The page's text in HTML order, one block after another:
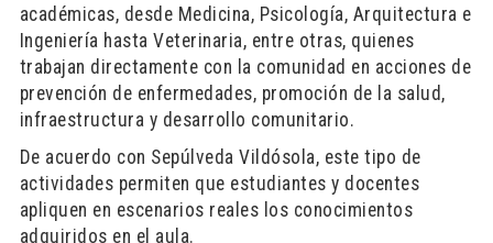
académicas, desde Medicina, Psicología, Arquitectura e
Ingeniería hasta Veterinaria, entre otras, quienes
trabajan directamente con la comunidad en acciones de
prevención de enfermedades, promoción de la salud,
infraestructura y desarrollo comunitario.
De acuerdo con Sepúlveda Vildósola, este tipo de
actividades permiten que estudiantes y docentes
apliquen en escenarios reales los conocimientos
adquiridos en el aula.